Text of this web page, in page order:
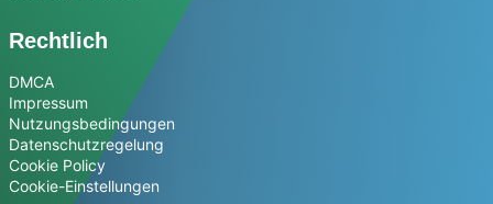
Rechtlich
DMCA
Impressum
Nutzungsbedingungen
Datenschutzregelung
Cookie Policy
Cookie-Einstellungen